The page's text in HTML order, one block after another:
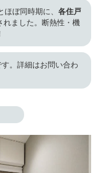
ぼ同時期に、 各住戸
れました。断熱性・機
。詳細はお問い合わ